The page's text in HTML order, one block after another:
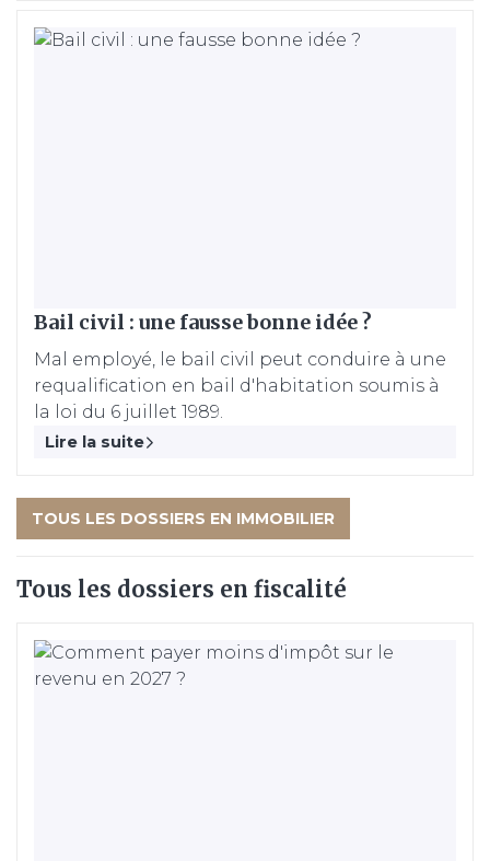
Bail civil : une fausse bonne idée ?
Mal employé, le bail civil peut conduire à une
requalification en bail d'habitation soumis à
la loi du 6 juillet 1989.
Lire la suite
TOUS LES DOSSIERS EN IMMOBILIER
Tous les dossiers en fiscalité